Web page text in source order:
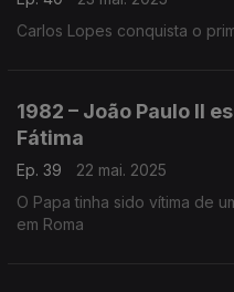
Carlos Lopes conquista o
1982 – João Paulo II
Fátima
Ep. 39
22 mai. 2025
O Papa tinha sido vítima de
em Roma